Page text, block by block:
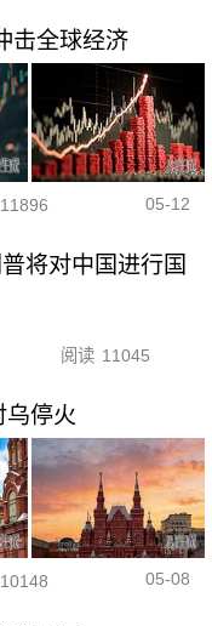
击全球经济
11896 05-12
将对中国进行国
阅读 11045
乌停火
10148 05-08